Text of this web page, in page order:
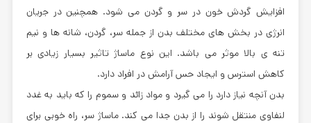
افزایش گردش خون در سر و گردن می شود. همچنین در جریان
انرژی در بخش‌ های مختلف بدن از جمله سر، گردن، شانه‌ ها و نیم
تنه‌ ی بالا موثر می باشد. این نوع ماساژ تاثیر بسیار زیادی بر
کاهش استرس و ایجاد حس آرامش در افراد دارد.
بدن آنچه نیاز دارد را می‌ گیرد و مواد زائد و سموم را که باید به غدد
لنفاوی منتقل شوند را از بدن جدا می‌ کند. ماساژ سر، راه خوبی برای